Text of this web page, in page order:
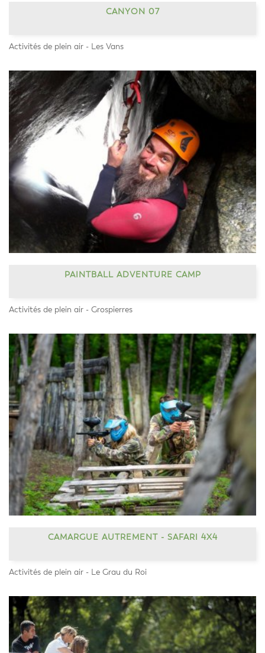
CANYON 07
Activités de plein air - Les Vans
PAINTBALL ADVENTURE CAMP
Activités de plein air - Grospierres
CAMARGUE AUTREMENT - SAFARI 4X4
Activités de plein air - Le Grau du Roi